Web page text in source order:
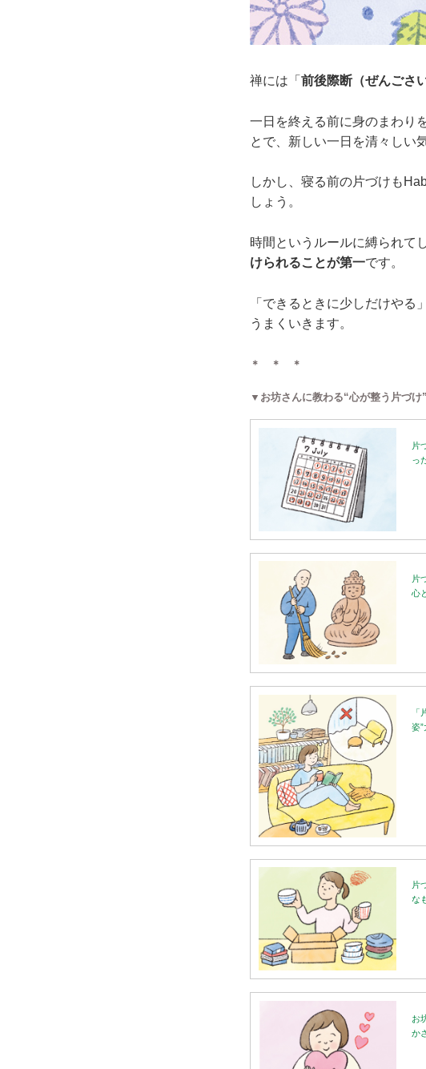
禅には「 前後際断（ぜんごさ
一日を終える前に身のまわり
とで、新しい一日を清々しい
しかし、寝る前の片づけも
しょう。
時間というルールに縛られて
けられることが第一です。
「できるときに少しだけや
うまくいきます。
＊ ＊ ＊
▼お坊さんに教わる“心が整う片づけ
片
っ
片
心
姿
片
な
お
か